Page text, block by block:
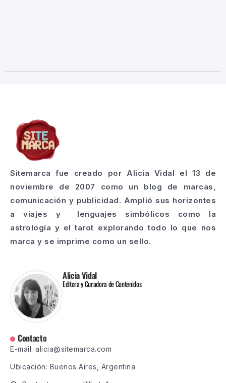
Sitemarca fue creado por Alicia Vidal el 13 de
noviembre de 2007 como un blog de marcas,
comunicación y publicidad. Amplió sus horizontes
a viajes y lenguajes simbólicos como la
astrología y el tarot explorando todo lo que nos
marca y se imprime como un sello.
Alicia Vidal
Editora y Curadora de Contenidos
Contacto
E-mail: alicia@sitemarca.com
Ubicación: Buenos Aires, Argentina